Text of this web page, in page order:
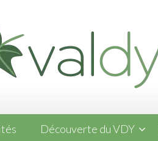
Découverte du VDY